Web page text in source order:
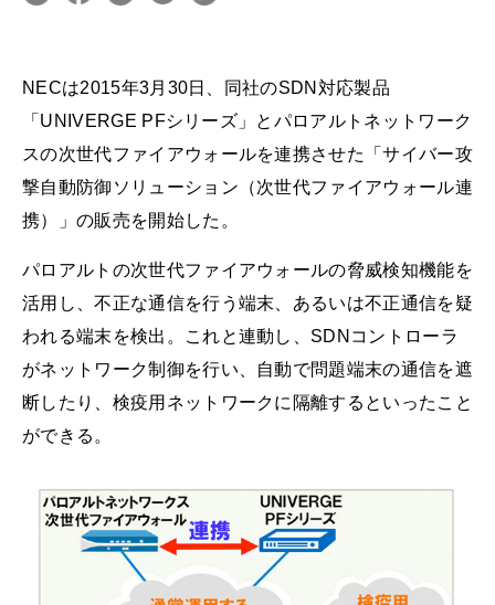
NECは2015年3月30日、同社のSDN対応製品
「UNIVERGE PFシリーズ」とパロアルトネットワーク
スの次世代ファイアウォールを連携させた「サイバー攻
撃自動防御ソリューション（次世代ファイアウォール連
携）」の販売を開始した。
パロアルトの次世代ファイアウォールの脅威検知機能を
活用し、不正な通信を行う端末、あるいは不正通信を疑
われる端末を検出。これと連動し、SDNコントローラ
がネットワーク制御を行い、自動で問題端末の通信を遮
断したり、検疫用ネットワークに隔離するといったこと
ができる。